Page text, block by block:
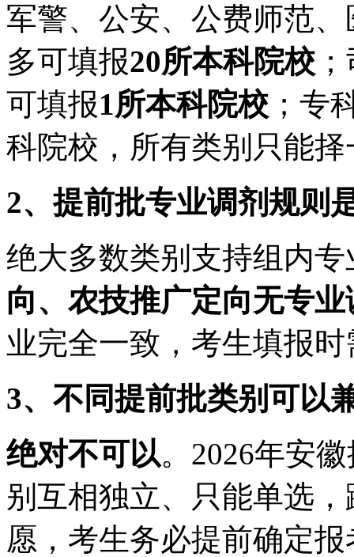
军警、公安、公费师范
多可填报20所本科院校
可填报1所本科院校 ；专
科院校，所有类别只能
2、提前批专业调剂规则
绝大多数类别支持组内
向、农技推广定向无专
业完全一致，考生填报
3、不同提前批类别可以
绝对不可以。2026年安
别互相独立、只能单选
愿，考生务必提前确定